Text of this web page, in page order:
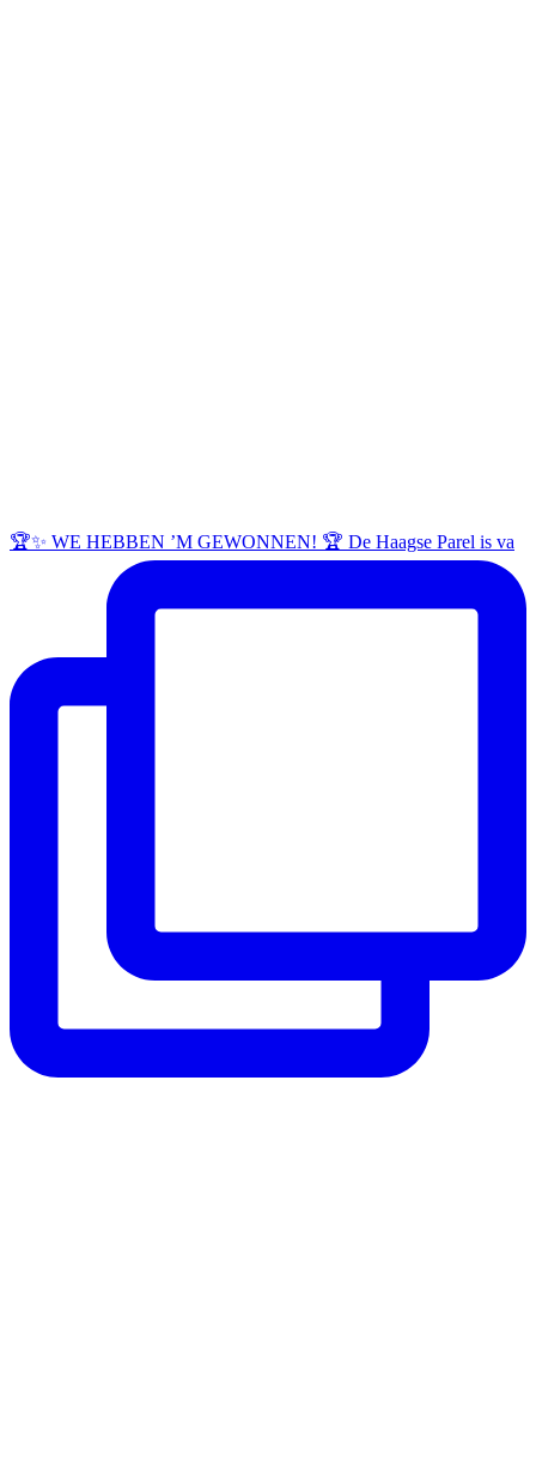
🏆✨ WE HEBBEN ’M GEWONNEN! 🏆 De Haagse Parel is va